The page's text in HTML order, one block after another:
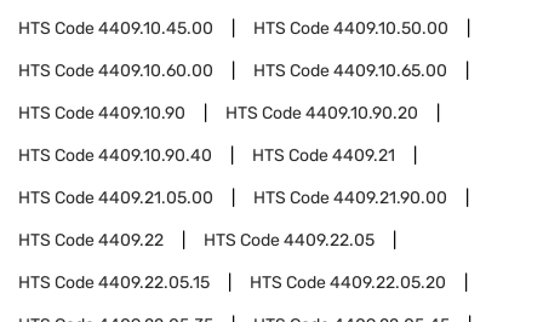
HTS Code4409.10.45.00 HTS Code4409.10.50.00
HTS Code4409.10.60.00 HTS Code4409.10.65.00
HTS Code4409.10.90 HTS Code4409.10.90.20
HTS Code4409.10.90.40 HTS Code4409.21
HTS Code4409.21.05.00 HTS Code4409.21.90.00
HTS Code4409.22 HTS Code4409.22.05
HTS Code4409.22.05.15 HTS Code4409.22.05.20